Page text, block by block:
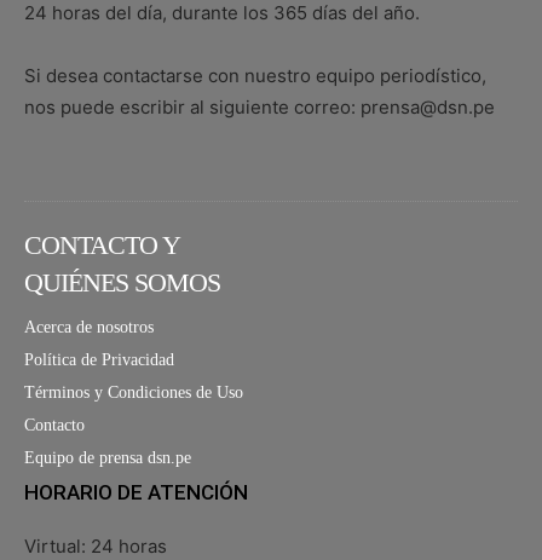
24 horas del día, durante los 365 días del año.
Si desea contactarse con nuestro equipo periodístico,
nos puede escribir al siguiente correo: prensa@dsn.pe
CONTACTO Y
QUIÉNES SOMOS
Acerca de nosotros
Política de Privacidad
Términos y Condiciones de Uso
Contacto
Equipo de prensa dsn.pe
HORARIO DE ATENCIÓN
Virtual: 24 horas